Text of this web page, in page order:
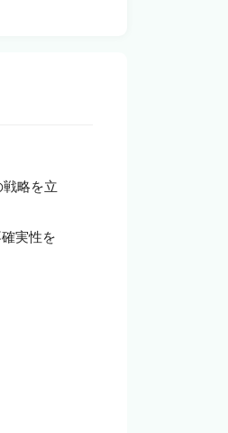
略を立
実性を